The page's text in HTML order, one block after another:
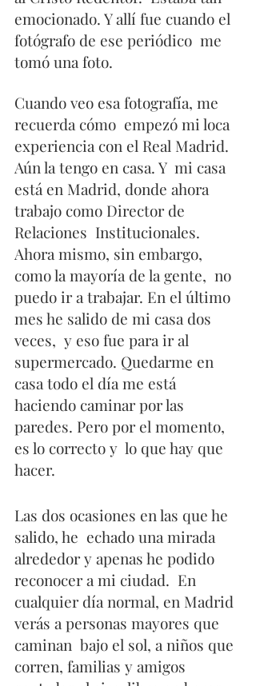
emocionado. Y allí fue cuando el
fotógrafo de ese periódico  me
tomó una foto.
Cuando veo esa fotografía, me
recuerda cómo  empezó mi loca
experiencia con el Real Madrid.
Aún la tengo en casa. Y  mi casa
está en Madrid, donde ahora
trabajo como Director de
Relaciones  Institucionales.
Ahora mismo, sin embargo,
como la mayoría de la gente,  no
puedo ir a trabajar. En el último
mes he salido de mi casa dos
veces,  y eso fue para ir al
supermercado. Quedarme en
casa todo el día me está
haciendo caminar por las
paredes. Pero por el momento,
es lo correcto y  lo que hay que
hacer.
Las dos ocasiones en las que he
salido, he  echado una mirada
alrededor y apenas he podido
reconocer a mi ciudad.  En
cualquier día normal, en Madrid
verás a personas mayores que
caminan  bajo el sol, a niños que
corren, familias y amigos